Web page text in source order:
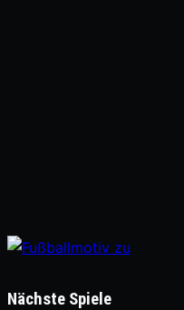
Nächste Spiele